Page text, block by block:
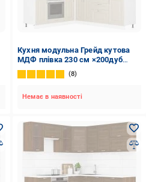
Кухня модульна Грейд кутова
МДФ плівка 230 см ×200дуб
цинамон/білий
8
Немає в наявності